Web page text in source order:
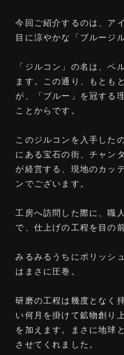
今回ご紹介するのは、ア
目に涼やかな「ブルージ
「ジルコン」の名は、ペ
ます。この通り、もとも
が、「ブルー」を冠する
ことからです。
このジルコンを入手した
にある宝石の街、チャン
が経営する、現地のカッ
ンでございます。
工房へ訪問した際に、職
で、仕上げの工程を目の
みるみるうちにポリッシ
はまさに圧巻。
研磨の工程は幾度となく
い何月を掛けて鉱物創り
を加えます。まさに地球
させてくれました。